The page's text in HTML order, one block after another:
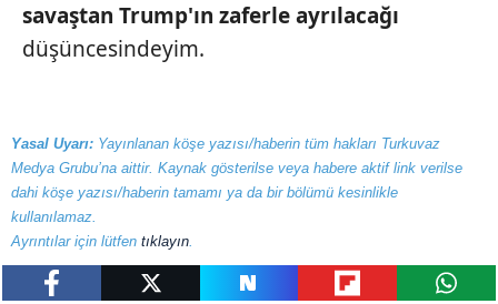
savaştan Trump'ın zaferle ayrılacağı
düşüncesindeyim.
Yasal Uyarı: Yayınlanan köşe yazısı/haberin tüm hakları Turkuvaz
Medya Grubu’na aittir. Kaynak gösterilse veya habere aktif link verilse
dahi köşe yazısı/haberin tamamı ya da bir bölümü kesinlikle
kullanılamaz.
Ayrıntılar için lütfen tıklayın.